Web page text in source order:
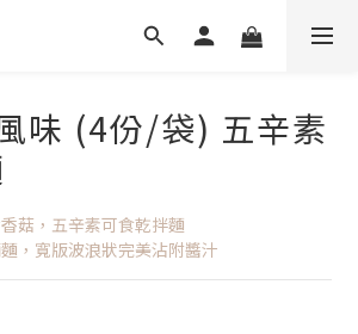
味 (4份/袋) 五辛素
菇，五辛素可食乾拌麵
，寬版波浪狀完美沾附醬汁